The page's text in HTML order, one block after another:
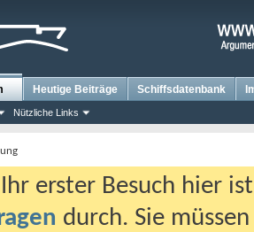
Nützliche Links
Heutige Beiträge Schiffsdatenbank
erster Besuch hier
durch. Sie